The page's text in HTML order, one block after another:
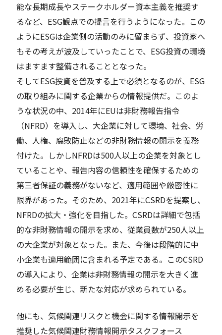
能な長期成長やステークホルダー資本主義を推奨す
るなど、ESG観点での提言を行うようになった。この
ようにESGは企業側の活動のみに留まらず、投資家へ
もその考えが波及していったことで、ESG投資の環境
はますます整備されることとなった。
そしてESG投資を普及する上で必須となるのが、ESG
の取り組みに関する企業からの情報提供だ。このよ
うな状況の中、2014年にEUは非財務報告指令
（NFRD）を導入し、大企業に対して環境、社会、労
働、人権、腐敗防止などの非財務情報の開示を義務
付けた。しかしNFRDは500人以上の企業を対象とし
ていることや、報告内容の信頼性を確保するための
第三者保証の義務がないなど、適用範囲や厳密性に
限界があった。そのため、2021年にCSRDを提案し、
NFRDの拡大・強化を目指した。CSRDは詳細で包括
的な非財務情報の開示を求め、従業員数が250人以上
の大企業が対象となった。また、今後は段階的に中
小企業も適用範囲に含まれる予定である。このCSRD
の導入により、企業は非財務情報の開示を大きく進
める必要が生じ、新たな対応が求められている。
他にも、気候関連リスクと機会に関する情報開示を
推奨した気候関連財務情報開示タスクフォース